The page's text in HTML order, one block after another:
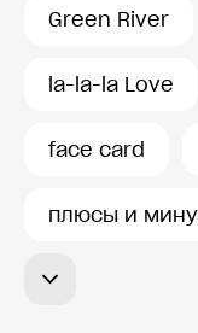
Green River
la-la-la Love
face card
плюсы и